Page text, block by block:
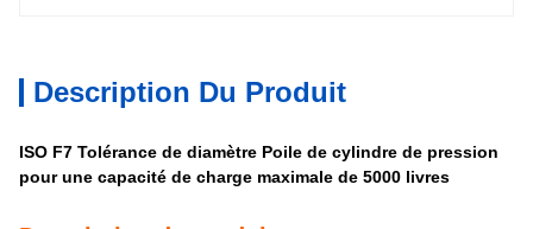
Description Du Produit
ISO F7 Tolérance de diamètre Poile de cylindre de pression
pour une capacité de charge maximale de 5000 livres